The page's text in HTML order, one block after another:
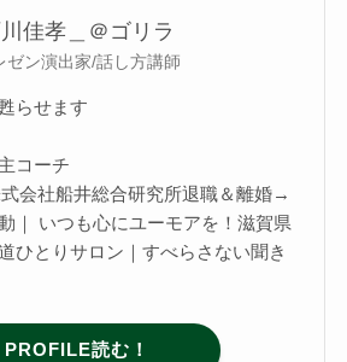
佳孝＿＠ゴリラ
ゼン演出家/話し方講師
らせます
コーチ
式会社船井総合研究所退職＆離婚→
｜ いつも心にユーモアを！滋賀県
ひとりサロン｜すべらさない聞き
PROFILE読む！